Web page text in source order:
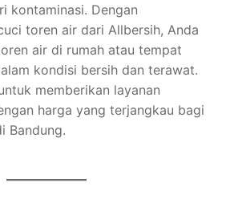
kontaminasi. Dengan
toren air dari Allbersih, Anda
air di rumah atau tempat
kondisi bersih dan terawat.
memberikan layanan
harga yang terjangkau bagi
Bandung.